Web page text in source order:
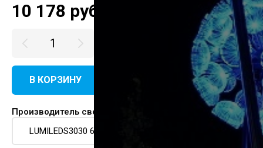
10 178 руб.
В КОРЗИНУ КУПИТЬ В ОДИН КЛИК
Производитель светодиода